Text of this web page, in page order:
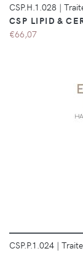
CSP.H.1.028 |
CSP LIPID &
€66,07
CSP.P.1.024 |